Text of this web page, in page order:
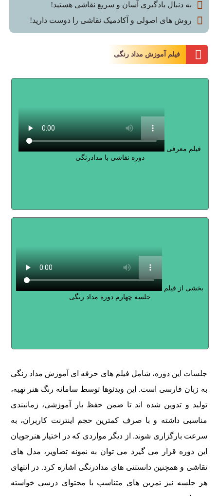
به دنبال یادگیری آسان و سریع نقاشی هستید!
روش های اصولی و آکادمیک نقاشی را دوست دارید!
فیلم آموزش مداد رنگی
فیلم معرفی
دوره نقاشی با مدادرنگی
بخشی از فیلم
جلسه چهارم دوره مداد رنگی
جلسات این دوره، شامل فیلم های حرفه ای آموزش مداد رنگی
به زبان فارسی است. این ویدئوها توسط سامانه رنگ هنر تهیه،
تولید و تدوین شده اند تا ضمن حفظ بار آموزشی، زمانبندی
مناسبی داشته و با صرف کمترین حجم اینترنت کاربران، به
سرعت بارگزاری شوند. از دیگر مواردی که در اختیار هنرجویان
این دوره قرار می گیرد می توان به نمونه تصاویر، مدل های
نقاشی و همچنین دانستنی های مدادرنگی اشاره کرد. در انتهای
هر جلسه نیز تمرین های متناسب با محتوای درسی خواسته